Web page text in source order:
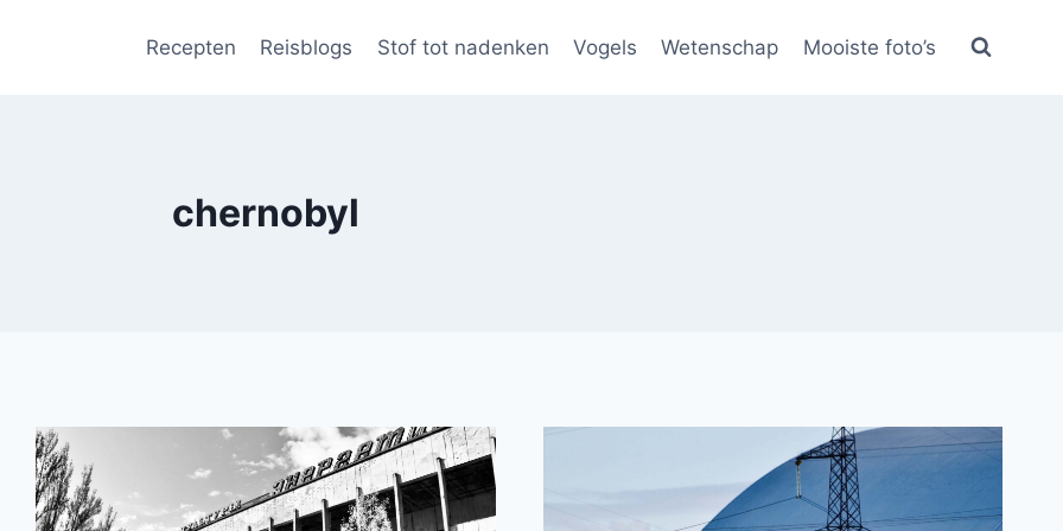
Recepten Reisblogs Stof tot nadenken Vogels Wetenschap Mooiste foto’s
chernobyl